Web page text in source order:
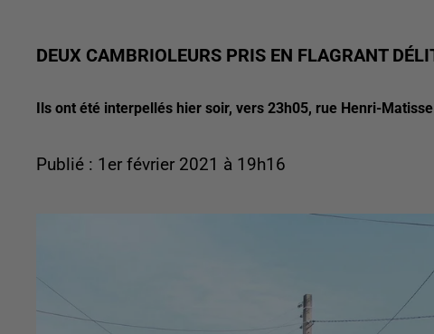
DEUX CAMBRIOLEURS PRIS EN FLAGRANT
Ils ont été interpellés hier soir, vers 23h05, rue Henri-
Publié : 1er février 2021 à 19h16